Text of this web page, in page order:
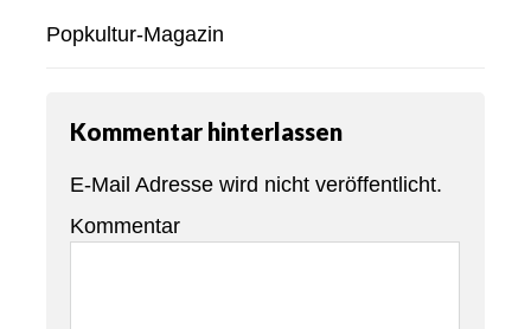
Popkultur-Magazin
Kommentar hinterlassen
E-Mail Adresse wird nicht veröffentlicht.
Kommentar